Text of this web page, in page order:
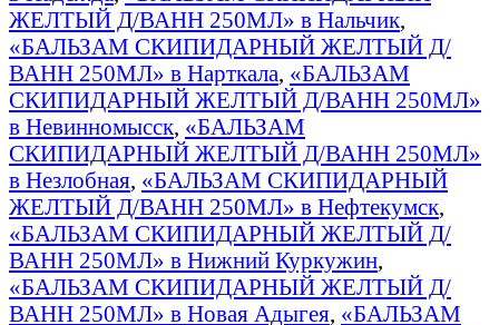
ЖЕЛТЫЙ Д/ВАНН 250МЛ» в Нальчик,
«БАЛЬЗАМ СКИПИДАРНЫЙ ЖЕЛТЫЙ Д/
ВАНН 250МЛ» в Нарткала, «БАЛЬЗАМ
СКИПИДАРНЫЙ ЖЕЛТЫЙ Д/ВАНН 250МЛ»
в Невинномысск, «БАЛЬЗАМ
СКИПИДАРНЫЙ ЖЕЛТЫЙ Д/ВАНН 250МЛ»
в Незлобная, «БАЛЬЗАМ СКИПИДАРНЫЙ
ЖЕЛТЫЙ Д/ВАНН 250МЛ» в Нефтекумск,
«БАЛЬЗАМ СКИПИДАРНЫЙ ЖЕЛТЫЙ Д/
ВАНН 250МЛ» в Нижний Куркужин,
«БАЛЬЗАМ СКИПИДАРНЫЙ ЖЕЛТЫЙ Д/
ВАНН 250МЛ» в Новая Адыгея, «БАЛЬЗАМ